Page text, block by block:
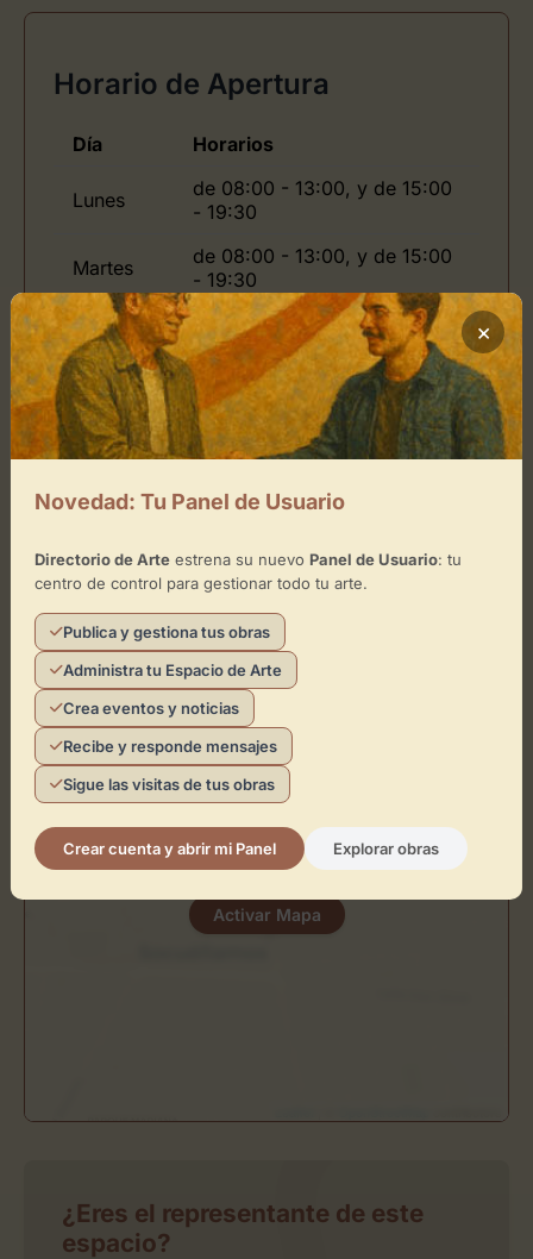
Horario de Apertura
Día Horarios
Lunes
de 08:00 - 13:00, y de 15:00
- 19:30
Martes
de 08:00 - 13:00, y de 15:00
- 19:30
Jueves
de 08:00 - 13:00, y de 15:00
- 19:30
Viernes
de 08:00 - 13:00, y de 15:00
- 19:30
Domingo
de -
Ubicación de Josmoral S L
Cómo llegar
Josmoral S L
+
−
Toca el mapa para interactuar
Activar Mapa
¿Eres el representante de este
espacio?
×
Novedad: Tu Panel de Usuario
Directorio de Arteestrena su nuevo Panel de Usuario: tu
centro de control para gestionar todo tu arte.
Publica y gestiona tus obras
Administra tu Espacio de Arte
Crea eventos y noticias
Recibe y responde mensajes
Sigue las visitas de tus obras
Crear cuenta y abrir mi Panel Explorar obras